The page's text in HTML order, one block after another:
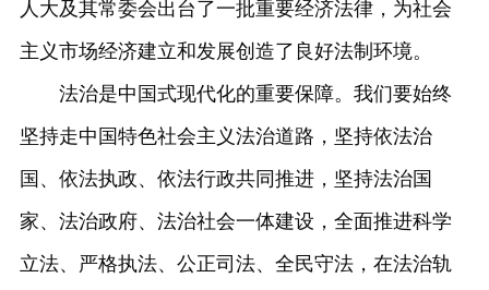
人大及其常委会出台了一批重要经济法律，为社会
主义市场经济建立和发展创造了良好法制环境。
法治是中国式现代化的重要保障。我们要始终
坚持走中国特色社会主义法治道路，坚持依法治
国、依法执政、依法行政共同推进，坚持法治国
家、法治政府、法治社会一体建设，全面推进科学
立法、严格执法、公正司法、全民守法，在法治轨